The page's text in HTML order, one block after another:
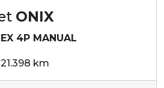
ONIX
4P MANUAL
km